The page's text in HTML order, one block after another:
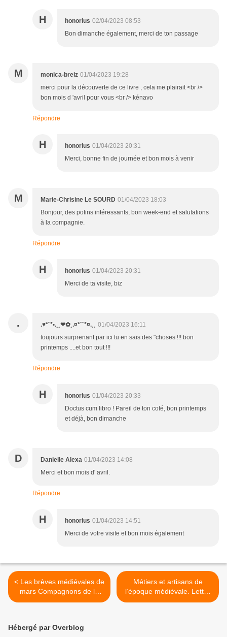
H honorius 02/04/2023 08:53
Bon dimanche également, merci de ton passage
M monica-breiz 01/04/2023 19:28
merci pour la découverte de ce livre , cela me plairait <br />
bon mois d 'avril pour vous <br /> kénavo
Répondre
H honorius 01/04/2023 20:31
Merci, bonne fin de journée et bon mois à venir
M Marie-Chrisine Le SOURD 01/04/2023 18:03
Bonjour, des potins intéressants, bon week-end et salutations
à la compagnie.
Répondre
H honorius 01/04/2023 20:31
Merci de ta visite, biz
. .♥*¨*•.¸¸❤✿¸.¤*¨¨*¤.¸¸
01/04/2023 16:11
toujours surprenant par ici tu en sais des "choses !!! bon
printemps ....et bon tout !!!
Répondre
H honorius 01/04/2023 20:33
Doctus cum libro ! Pareil de ton coté, bon printemps
et déjà, bon dimanche
D Danielle Alexa 01/04/2023 14:08
Merci et bon mois d' avril.
Répondre
H honorius 01/04/2023 14:51
Merci de votre visite et bon mois également
< Les brèves médiévales de
mars Compagnons de la
Vouivre
Métiers et artisans de
l’époque médiévale. Lettre
E >
Hébergé par Overblog